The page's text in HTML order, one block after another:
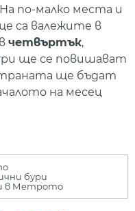
по-малко места и
са валежите в
четвъртък,
ще се повишават
ще бъдат
на месец
бури
в Метрото